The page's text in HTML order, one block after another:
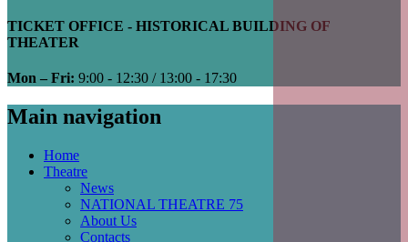
TICKET OFFICE - HISTORICAL BUILDING OF
THEATER
Mon – Fri: 9:00 - 12:30 / 13:00 - 17:30
Main navigation
Home
Theatre
News
NATIONAL THEATRE 75
About Us
Contacts